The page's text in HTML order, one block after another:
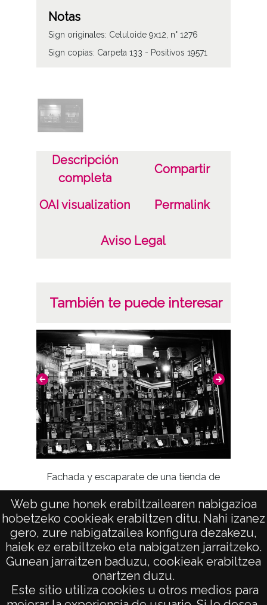
Web gune honek erabiltzailearen nabigazioa
hobetzeko cookieak erabiltzen ditu. Nahi izanez
gero, zure nabigatzailea konfigura dezakezu,
haiek ez erabiltzeko eta nabigatzen jarraitzeko.
Gunean jarraitzen baduzu, cookieak erabiltzea
onartzen duzu.
Este sitio utiliza cookies u otros medios para
Notas
Sign originales: Celuloide 9x12, n° 1276
Sign copias: Carpeta 133 - Positivos 19571
CC BY-NC-SA 4.0
Descripción
completa
Compartir
OAI visualization Permalink
Aviso Legal
También te puede interesar
Fachada y escaparate de una tienda de
AVISO LEGAL
POLÍTICA DE PRIVACIDAD